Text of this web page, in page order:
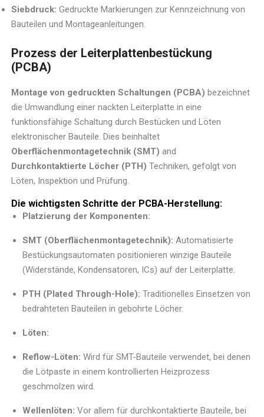
Siebdruck: Gedruckte Markierungen zur Kennzeichnung von
Bauteilen und Montageanleitungen.
Prozess der Leiterplattenbestückung
(PCBA)
Montage von gedruckten Schaltungen (PCBA) bezeichnet
die Umwandlung einer nackten Leiterplatte in eine
funktionsfähige Schaltung durch Bestücken und Löten
elektronischer Bauteile. Dies beinhaltet
Oberflächenmontagetechnik (SMT) and
Durchkontaktierte Löcher (PTH) Techniken, gefolgt von
Löten, Inspektion und Prüfung.
Die wichtigsten Schritte der PCBA-Herstellung:
Platzierung der Komponenten:
SMT (Oberflächenmontagetechnik): Automatisierte
Bestückungsautomaten positionieren winzige Bauteile
(Widerstände, Kondensatoren, ICs) auf der Leiterplatte.
PTH (Plated Through-Hole): Traditionelles Einsetzen von
bedrahteten Bauteilen in gebohrte Löcher.
Löten:
Reflow-Löten: Wird für SMT-Bauteile verwendet, bei denen
die Lötpaste in einem kontrollierten Heizprozess
geschmolzen wird.
Wellenlöten: Vor allem für durchkontaktierte Bauteile, bei